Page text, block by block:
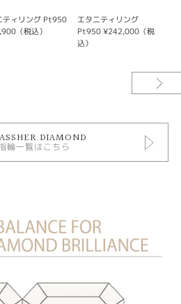
】
ティリング Pt950
（税込）
エタニティリング
Pt950 ¥242,000（税
込）
DIAMOND
輪一覧はこちら